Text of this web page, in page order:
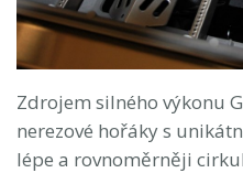
Zdrojem silného výkonu
nerezové hořáky s
lépe a rovnoměrněji